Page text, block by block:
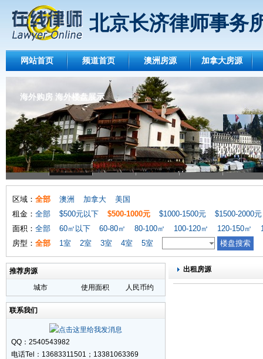
北京长济律师事务
网站首页 频道首页 澳洲房源 加拿大房源
海外购房 海外楼盘展示
区域： 全部 澳洲 加拿大
美国
租金： 全部 $500元以下 $500-1000元 $1000-1500元
$1500-2000元
面积： 全部 60㎡以下 60-80㎡ 80-100㎡ 100-120㎡ 120-150㎡
房型： 全部 1室 2室 3室 4室 5室
推荐房源
城市
使用面积 人民币约
联系我们
QQ：2540543982
电话Tel：13683311501；13381063369
出租房源